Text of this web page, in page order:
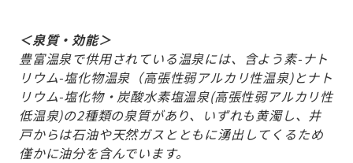
＜泉質・効能＞
豊富温泉で供用されている温泉には、含よう素-ナト
リウム-塩化物温泉（高張性弱アルカリ性温泉)とナト
リウム-塩化物・炭酸水素塩温泉(高張性弱アルカリ性
低温泉)の2種類の泉質があり、いずれも黄濁し、井
戸からは石油や天然ガスとともに湧出してくるため
僅かに油分を含んでいます。